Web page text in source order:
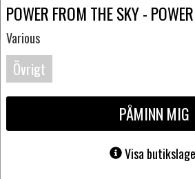
POWER FROM THE SKY -
Various
Övrigt
PÅMINN MIG
Visa